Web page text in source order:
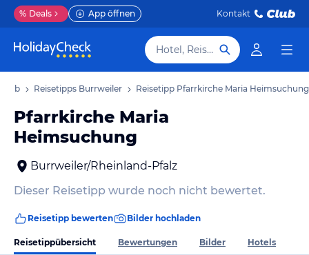
% Deals App öffnen Kontakt
Hotel, Reiseziel
Reisetipps Burrweiler Reisetipp Pfarrkirche Maria Heimsuchung
Pfarrkirche Maria
Heimsuchung
Burrweiler/Rheinland-Pfalz
Dieser Reisetipp wurde noch nicht bewertet.
Reisetipp bewerten Bilder hochladen
Reisetippübersicht Bewertungen Bilder Hotels